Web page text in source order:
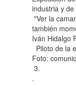
industria y
"Ver la
también
Iván Hidalgo
Piloto de la
Foto:
3.
.